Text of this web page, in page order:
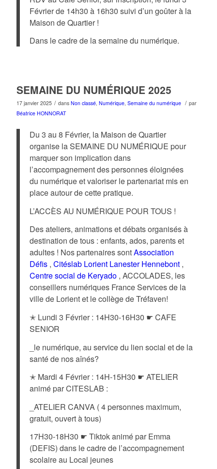
Février de 14h30 à 16h30 suivi d’un goûter à la
Maison de Quartier !
Dans le cadre de la semaine du numérique.
SEMAINE DU NUMÉRIQUE 2025
17 janvier 2025 / dans Non classé, Numérique, Semaine du numérique / par
Béatrice HONNORAT
Du 3 au 8 Février, la Maison de Quartier
organise la SEMAINE DU NUMÉRIQUE pour
marquer son implication dans
l’accompagnement des personnes éloignées
du numérique et valoriser le partenariat mis en
place autour de cette pratique.
L’ACCÈS AU NUMÉRIQUE POUR TOUS !
Des ateliers, animations et débats organisés à
destination de tous : enfants, ados, parents et
adultes ! Nos partenaires sontAssociation
Défis, Citéslab Lorient Lanester Hennebont,
Centre social de Keryado, ACCOLADES, les
conseillers numériques France Services de la
ville de Lorient et le collège de Tréfaven!
✭ Lundi 3 Février : 14H30-16H30 ☛ CAFE
SENIOR
_le numérique, au service du lien social et de la
santé de nos aînés?
✭ Mardi 4 Février : 14H-15H30 ☛ ATELIER
animé par CITESLAB :
_ATELIER CANVA ( 4 personnes maximum,
gratuit, ouvert à tous)
17H30-18H30 ☛ Tiktok animé par Emma
(DEFIS) dans le cadre de l’accompagnement
scolaire au Local jeunes